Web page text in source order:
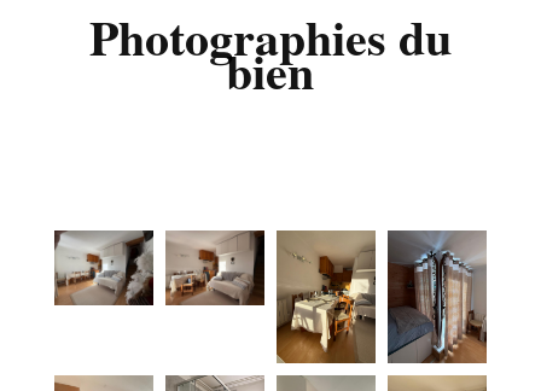
Photographies du
bien